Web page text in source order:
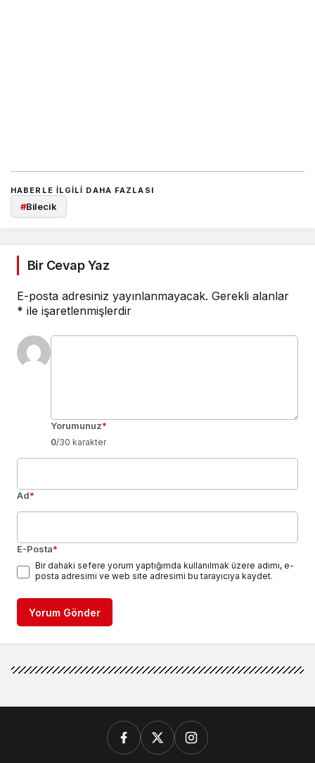
HABERLE ILGILI DAHA FAZLASI
#Bilecik
Bir Cevap Yaz
E-posta adresiniz yayınlanmayacak. Gerekli alanlar
* ile işaretlenmişlerdir
Yorumunuz*
0/30 karakter
Ad*
E-Posta*
Bir dahaki sefere yorum yaptığımda kullanılmak üzere adımı, e-
posta adresimi ve web site adresimi bu tarayıcıya kaydet.
Yorum Gönder